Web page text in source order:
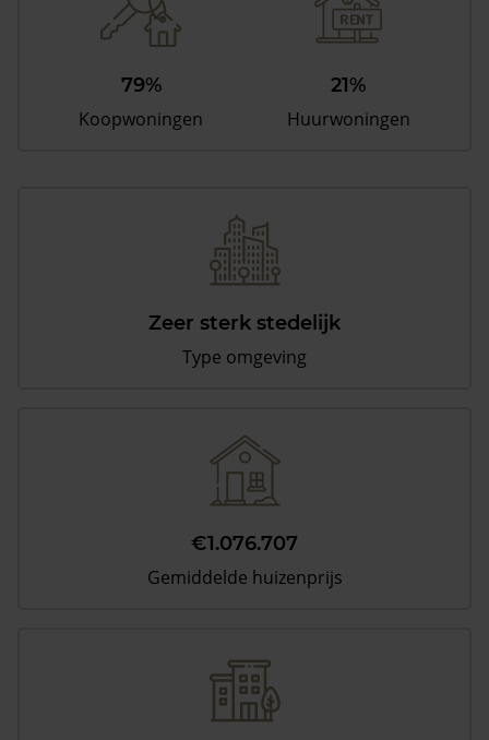
79%
Koopwoningen
21%
Huurwoningen
Zeer sterk stedelijk
Type omgeving
€1.076.707
Gemiddelde huizenprijs